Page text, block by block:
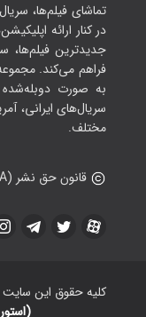
تماشای فیلم‌ها،
در کنار ارائه
جدیدترین فیلم‌ها،
فراهم می‌کند.
به صورت دوبله‌شده
سریال‌های ایرانی،
مختلف.
قانون حق نشر (DMCA)
کلیه حقوق این